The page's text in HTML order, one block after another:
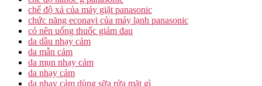
chế độ xả của máy giặt panasonic
chức năng econavi của máy lạnh panasonic
có nên uống thuốc giảm đau
da dầu nhạy cảm
da mẫn cảm
da mụn nhạy cảm
da nhạy cảm
da nhạy cảm dùng sữa rửa mặt gì